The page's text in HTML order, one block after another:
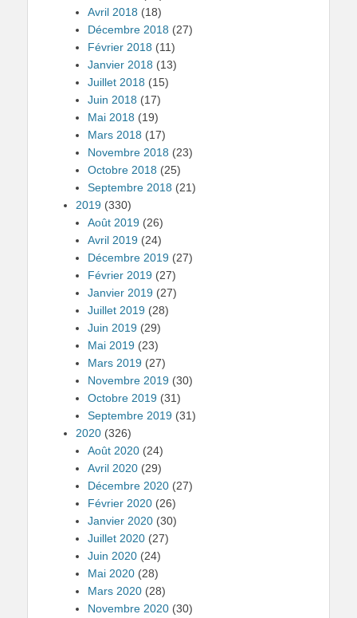
Avril 2018 (18)
Décembre 2018 (27)
Février 2018 (11)
Janvier 2018 (13)
Juillet 2018 (15)
Juin 2018 (17)
Mai 2018 (19)
Mars 2018 (17)
Novembre 2018 (23)
Octobre 2018 (25)
Septembre 2018 (21)
2019 (330)
Août 2019 (26)
Avril 2019 (24)
Décembre 2019 (27)
Février 2019 (27)
Janvier 2019 (27)
Juillet 2019 (28)
Juin 2019 (29)
Mai 2019 (23)
Mars 2019 (27)
Novembre 2019 (30)
Octobre 2019 (31)
Septembre 2019 (31)
2020 (326)
Août 2020 (24)
Avril 2020 (29)
Décembre 2020 (27)
Février 2020 (26)
Janvier 2020 (30)
Juillet 2020 (27)
Juin 2020 (24)
Mai 2020 (28)
Mars 2020 (28)
Novembre 2020 (30)